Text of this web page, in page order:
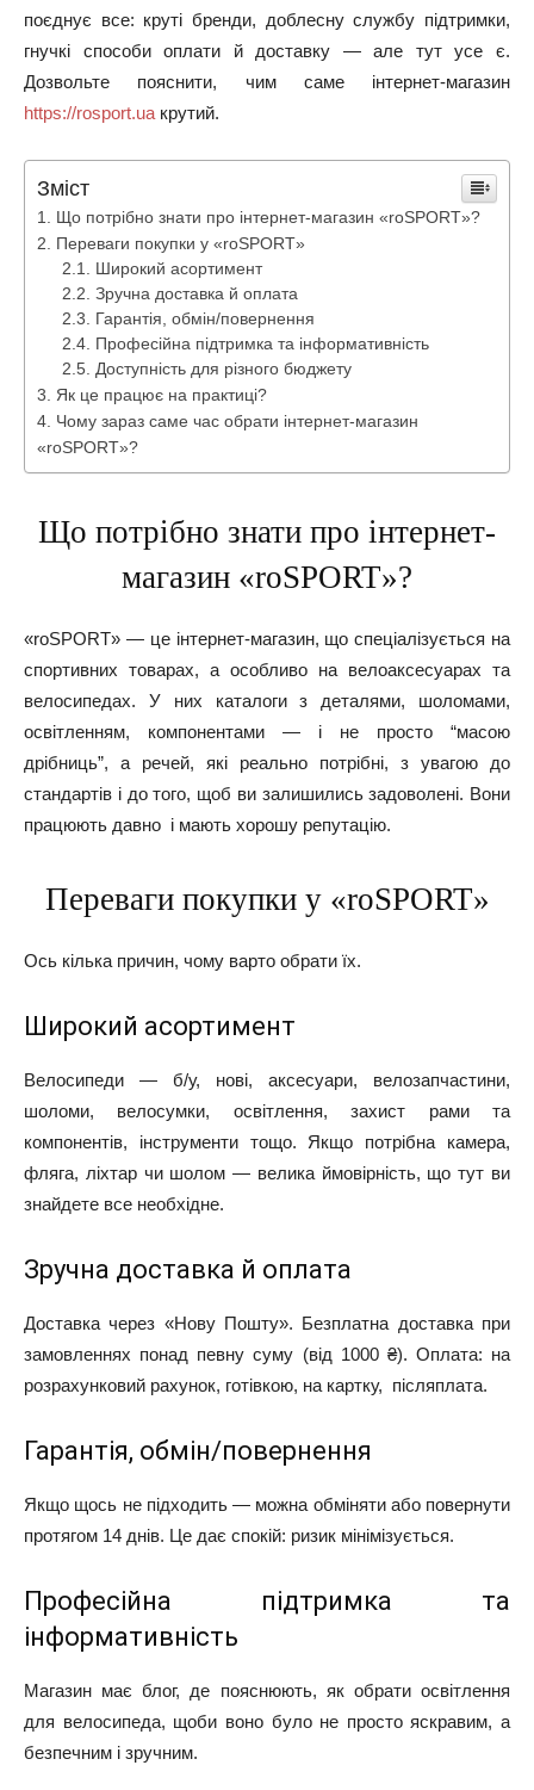
поєднує все: круті бренди, доблесну службу підтримки,
гнучкі способи оплати й доставку — але тут усе є.
Дозвольте пояснити, чим саме інтернет-магазин
https://rosport.ua крутий.
Зміст
Що потрібно знати про інтернет-магазин «roSPORT»?
Переваги покупки у «roSPORT»
Широкий асортимент
Зручна доставка й оплата
Гарантія, обмін/повернення
Професійна підтримка та інформативність
Доступність для різного бюджету
Як це працює на практиці?
Чому зараз саме час обрати інтернет-магазин
«roSPORT»?
Що потрібно знати про інтернет-
магазин «roSPORT»?
«roSPORT» — це інтернет-магазин, що спеціалізується на
спортивних товарах, а особливо на велоаксесуарах та
велосипедах. У них каталоги з деталями, шоломами,
освітленням, компонентами — і не просто “масою
дрібниць”, а речей, які реально потрібні, з увагою до
стандартів і до того, щоб ви залишились задоволені. Вони
працюють давно і мають хорошу репутацію.
Переваги покупки у «roSPORT»
Ось кілька причин, чому варто обрати їх.
Широкий асортимент
Велосипеди — б/у, нові, аксесуари, велозапчастини,
шоломи, велосумки, освітлення, захист рами та
компонентів, інструменти тощо. Якщо потрібна камера,
фляга, ліхтар чи шолом — велика ймовірність, що тут ви
знайдете все необхідне.
Зручна доставка й оплата
Доставка через «Нову Пошту». Безплатна доставка при
замовленнях понад певну суму (від 1000 ₴). Оплата: на
розрахунковий рахунок, готівкою, на картку, післяплата.
Гарантія, обмін/повернення
Якщо щось не підходить — можна обміняти або повернути
протягом 14 днів. Це дає спокій: ризик мінімізується.
Професійна підтримка та
інформативність
Магазин має блог, де пояснюють, як обрати освітлення
для велосипеда, щоби воно було не просто яскравим, а
безпечним і зручним.